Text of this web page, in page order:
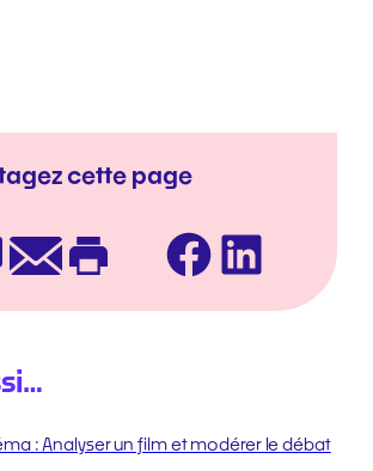
cette page
l’URL
E-mail Imprimer FacebookLinkedIn
: Analyser un film et modérer le débat